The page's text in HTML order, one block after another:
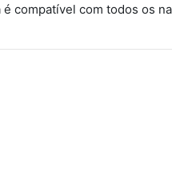
compatível com todos os